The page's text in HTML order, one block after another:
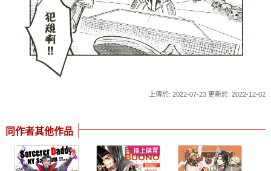
上傳於: 2022-07-23 更新於: 2022-12-02
同作者其他作品